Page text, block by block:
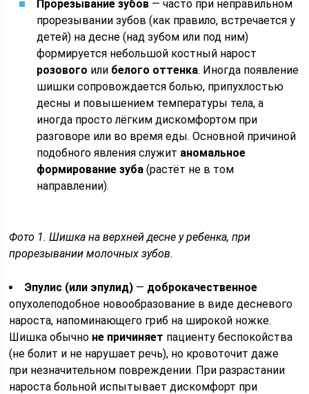
Прорезывание зубов — часто при неправильном
прорезывании зубов (как правило, встречается у
детей) на десне (над зубом или под ним)
формируется небольшой костный нарост
розового или белого оттенка. Иногда появление
шишки сопровождается болью, припухлостью
десны и повышением температуры тела, а
иногда просто лёгким дискомфортом при
разговоре или во время еды. Основной причиной
подобного явления служит аномальное
формирование зуба (растёт не в том
направлении).
Фото 1. Шишка на верхней десне у ребенка, при
прорезывании молочных зубов.
Эпулис (или эпулид) — доброкачественное
опухолеподобное новообразование в виде десневого
нароста, напоминающего гриб на широкой ножке.
Шишка обычно не причиняет пациенту беспокойства
(не болит и не нарушает речь), но кровоточит даже
при незначительном повреждении. При разрастании
нароста больной испытывает дискомфорт при